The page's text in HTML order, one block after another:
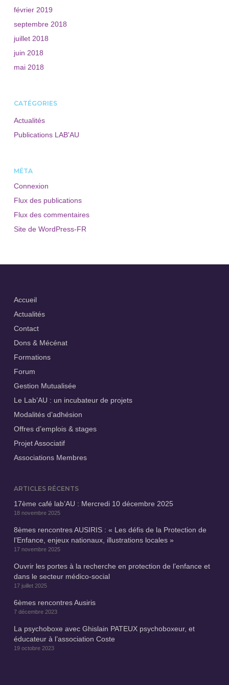
février 2019
septembre 2018
juillet 2018
juin 2018
mai 2018
CATÉGORIES
Actualités
Publications LAB'AU
MÉTA
Connexion
Flux des publications
Flux des commentaires
Site de WordPress-FR
Accueil
Actualités
Contact
Dons & Mécénat
Formations
Forum
Gestion Mutualisée
Le Lab’AU : un incubateur de projets
Modalités d’adhésion
Offres d’emplois & stages
Projet Associatif
Associations Membres
ARTICLES RÉCENTS
17ème café lab’AU : Mercredi 10 décembre 2025
18 novembre 2025
8èmes rencontres AUSIRIS : « Les défis de la Protection de
l’Enfance, enjeux nationaux, illustrations locales »
17 novembre 2025
Ouvrir les portes à la recherche en protection de l’enfance et
dans le secteur médico-social
17 juillet 2025
6èmes rencontres Ausiris
7 décembre 2023
La psychoboxe avec Ghislain PATEUX psychoboxeur, et
éducateur à l’association Coste
19 octobre 2023